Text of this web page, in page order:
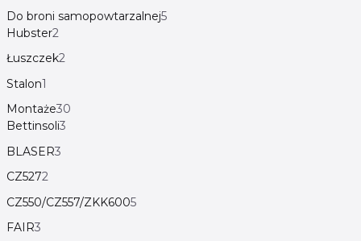
Do broni samopowtarzalnej5
Hubster2
Łuszczek2
Stalon1
Montaże30
Bettinsoli3
BLASER3
CZ5272
CZ550/CZ557/ZKK6005
FAIR3